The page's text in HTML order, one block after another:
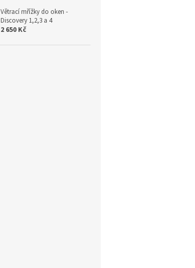
Větrací mřížky do oken -
Discovery 1,2,3 a 4
2 650 Kč